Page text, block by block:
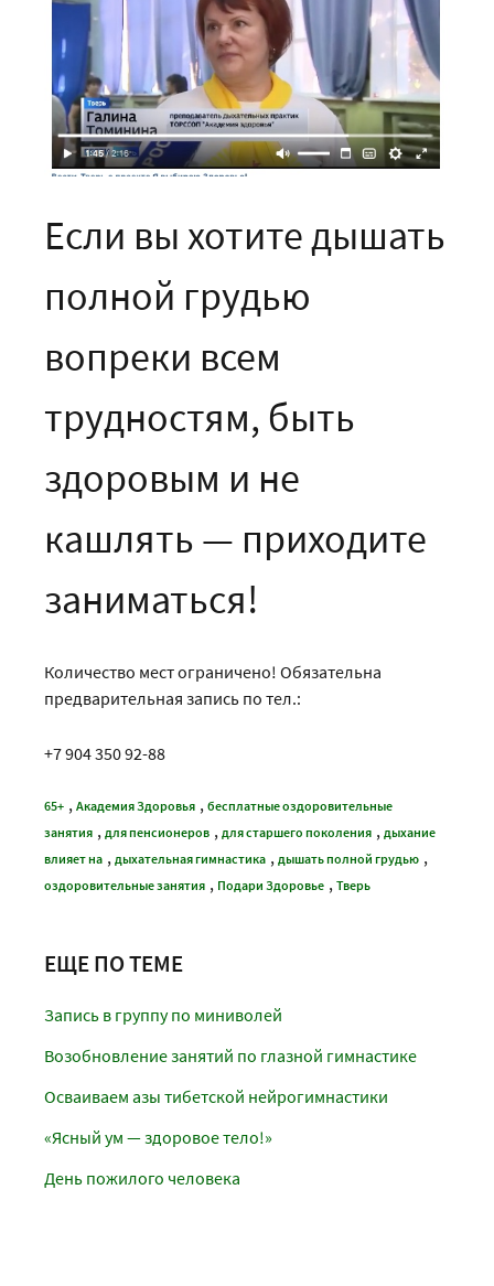
Если вы хотите дышать
полной грудью
вопреки всем
трудностям, быть
здоровым и не
кашлять — приходите
заниматься!
Количество мест ограничено! Обязательна
предварительная запись по тел.:
+7 904 350 92-88
65+ , Академия Здоровья , бесплатные оздоровительные
занятия , для пенсионеров , для старшего поколения , дыхание
влияет на , дыхательная гимнастика , дышать полной грудью ,
оздоровительные занятия , Подари Здоровье , Тверь
ЕЩЕ ПО ТЕМЕ
Запись в группу по миниволей
Возобновление занятий по глазной гимнастике
Осваиваем азы тибетской нейрогимнастики
«Ясный ум — здоровое тело!»
День пожилого человека